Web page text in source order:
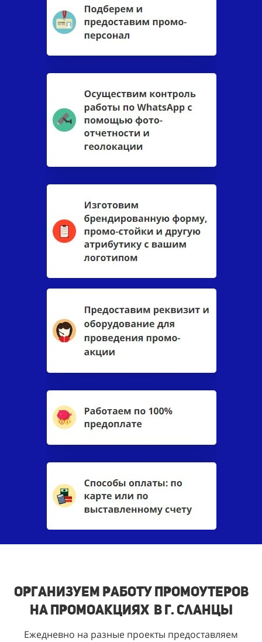
Организуем работу промоутеров
на промоакциях в г. Сланцы
Ежедневно на разные проекты предоставляем